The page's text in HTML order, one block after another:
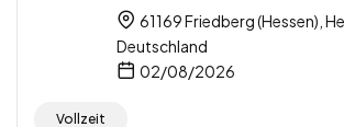
61169 Friedberg (Hessen),
Deutschland
02/08/2026
Vollzeit